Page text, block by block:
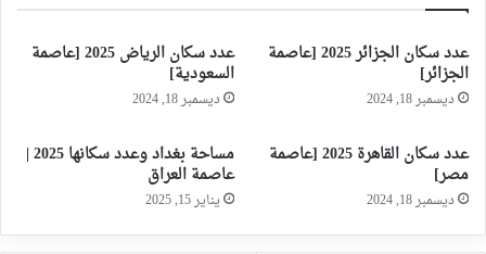
عدد سكان الجزائر 2025 [عاصمة
الجزائر]
ديسمبر 18, 2024
عدد سكان الرياض 2025 [عاصمة
السعودية]
ديسمبر 18, 2024
عدد سكان القاهرة 2025 [عاصمة
مصر]
ديسمبر 18, 2024
مساحة بغداد وعدد سكانها 2025 |
عاصمة العراق
يناير 15, 2025